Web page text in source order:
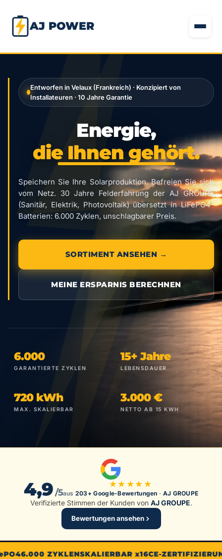
AJ POWER
Entworfen in Velaux (Frankreich) · Konzipiert von
Installateuren · 10 Jahre Garantie
Energie,
die Ihnen gehört.
Speichern Sie Ihre Solarproduktion. Befreien Sie sich
vom Netz. 30 Jahre Felderfahrung der AJ GROUPE
(Sanitär, Elektrik, Photovoltaik) übersetzt in LiFePO4-
Batterien: 6.000 Zyklen, unschlagbarer Preis.
SORTIMENT ANSEHEN →
MEINE ERSPARNIS BERECHNEN
6.000
GARANTIERTE ZYKLEN
15+ Jahre
LEBENSDAUER
720 kWh
MAX. SKALIERBAR
3.000 €
NETTO AB 15 KWH
4,9/5
★★★★★
aus 203+ Google-Bewertungen · AJ GROUPE
Verifizierte Stimmen der Kunden von AJ GROUPE.
Bewertungen ansehen
6.000 ZYKLENSKALIERBAR x16CE-